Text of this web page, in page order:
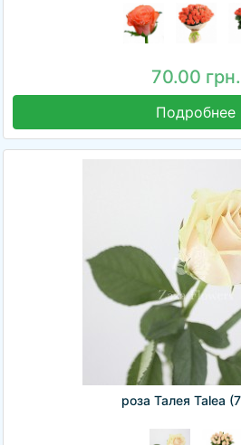
70.00 грн.
Подробнее
роза Талея Talea